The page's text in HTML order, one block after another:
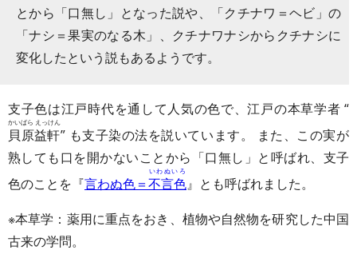
とから「口無し」となった説や、「クチナワ＝ヘビ」の
「ナシ＝果実のなる木」、クチナワナシからクチナシに
変化したという説もあるようです。
支子色は江戸時代を通して人気の色で、江戸の本草学者 “
貝原益軒
かいばら えっけん
” も支子染の法を説いています。 また、この実が
熟しても口を開かないことから「口無し」と呼ばれ、支子
色のことを『言わぬ色＝不言色
いわぬいろ
』とも呼ばれました。
※本草学：薬用に重点をおき、植物や自然物を研究した中国
古来の学問。